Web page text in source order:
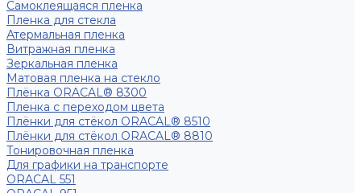
Самоклеящаяся пленка
Пленка для стекла
Атермальная пленка
Витражная пленка
Зеркальная пленка
Матовая пленка на стекло
Плёнка ORACAL® 8300
Пленка с переходом цвета
Плёнки для стёкол ORACAL® 8510
Плёнки для стёкол ORACAL® 8810
Тонировочная пленка
Для графики на транспорте
ORACAL 551